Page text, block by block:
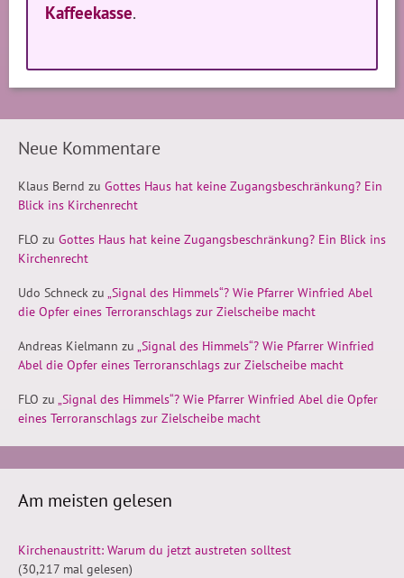
Kaffeekasse.
Neue Kommentare
Klaus Bernd zu Gottes Haus hat keine Zugangsbeschränkung? Ein
Blick ins Kirchenrecht
FLO zu Gottes Haus hat keine Zugangsbeschränkung? Ein Blick ins
Kirchenrecht
Udo Schneck zu „Signal des Himmels“? Wie Pfarrer Winfried Abel
die Opfer eines Terroranschlags zur Zielscheibe macht
Andreas Kielmann zu „Signal des Himmels“? Wie Pfarrer Winfried
Abel die Opfer eines Terroranschlags zur Zielscheibe macht
FLO zu „Signal des Himmels“? Wie Pfarrer Winfried Abel die Opfer
eines Terroranschlags zur Zielscheibe macht
Am meisten gelesen
Kirchenaustritt: Warum du jetzt austreten solltest
(30,217 mal gelesen)